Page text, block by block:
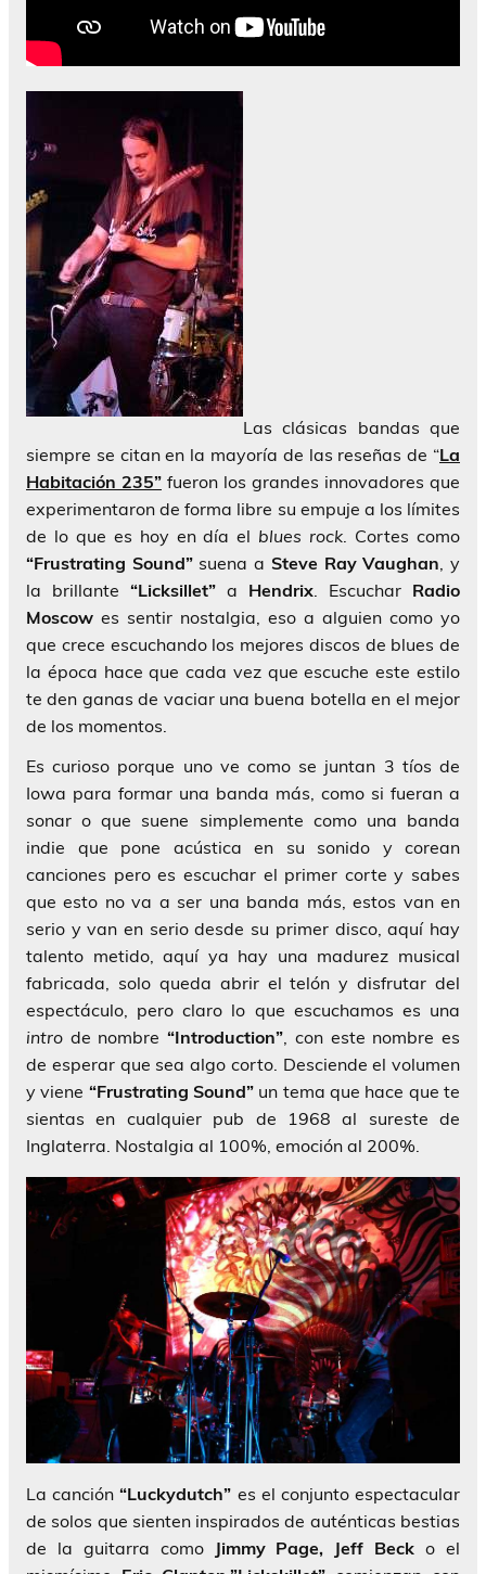
Las clásicas bandas que
siempre se citan en la mayoría de las reseñas de “La
Habitación 235” fueron los grandes innovadores que
experimentaron de forma libre su empuje a los límites
de lo que es hoy en día el blues rock . Cortes como
“Frustrating Sound”suena a Steve Ray Vaughan , y
la brillante “Licksillet” a Hendrix . Escuchar Radio
Moscow es sentir nostalgia, eso a alguien como yo
que crece escuchando los mejores discos de blues de
la época hace que cada vez que escuche este estilo
te den ganas de vaciar una buena botella en el mejor
de los momentos.
Es curioso porque uno ve como se juntan 3 tíos de
Iowa para formar una banda más, como si fueran a
sonar o que suene simplemente como una banda
indie que pone acústica en su sonido y corean
canciones pero es escuchar el primer corte y sabes
que esto no va a ser una banda más, estos van en
serio y van en serio desde su primer disco, aquí hay
talento metido, aquí ya hay una madurez musical
fabricada, solo queda abrir el telón y disfrutar del
espectáculo, pero claro lo que escuchamos es una
intro de nombre“Introduction” , con este nombre es
de esperar que sea algo corto. Desciende el volumen
y viene “Frustrating Sound” un tema que hace que te
sientas en cualquier pub de 1968 al sureste de
Inglaterra. Nostalgia al 100%, emoción al 200%.
La canción“Luckydutch” es el conjunto espectacular
de solos que sienten inspirados de auténticas bestias
de la guitarra como Jimmy Page, Jeff Beck o el